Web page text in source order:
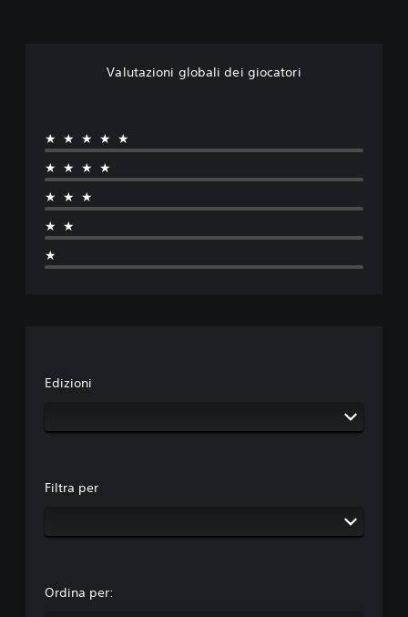
Valutazioni globali dei giocatori
★★★★★
★★★★
★★★
★★
★
Edizioni
Filtra per
Ordina per: